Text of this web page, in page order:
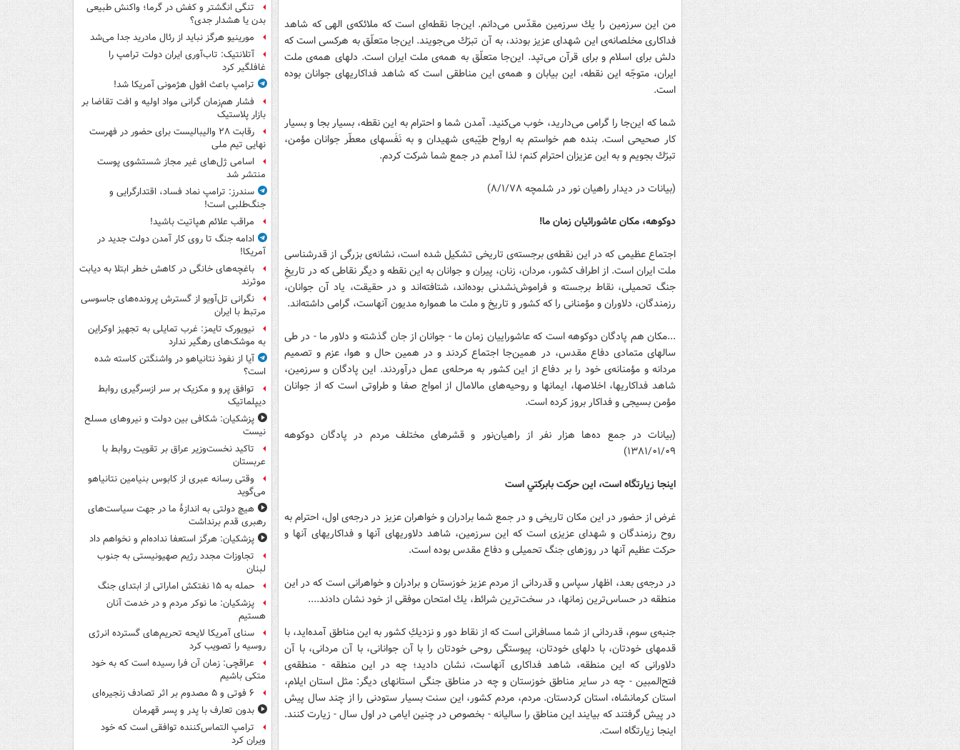
من اين سرزمين را يك سرزمين مقدّس مى‌دانم. اين‌جا نقطه‌اى است كه ملائكه‌ى الهى كه شاهد
فداكارى مخلصانه‌ى اين شهداى عزيز بودند، به آن تبرّك مى‌جويند. اين‌جا متعلّق به هركسى است كه
دلش براى اسلام و براى قرآن مى‌تپد. اين‌جا متعلّق به همه‌ى ملت ايران است. دلهاى همه‌ى ملت
ايران، متوجّه اين نقطه، اين بيابان و همه‌ى اين مناطقى است كه شاهد فداكاريهاى جوانان بوده
است.
شما كه اين‌جا را گرامى مى‌داريد، خوب مى‌كنيد. آمدن شما و احترام به اين نقطه، بسيار بجا و بسيار
كار صحيحى است. بنده هم خواستم به ارواح طيّبه‌ى شهيدان و به نَفَسهاى معطّر جوانان مؤمن،
تبرّك بجويم و به اين عزيزان احترام كنم؛ لذا آمدم در جمع شما شركت كردم.
(بیانات در دیدار راهیان نور در شلمچه ۸/۱/۷۸)
دوكوهه، مكان عاشورائيان زمان ما!
اجتماع عظيمى كه در اين نقطه‌ى برجسته‌ى تاريخى تشكيل شده است، نشانه‌ى بزرگى از قدرشناسى
ملت ايران است. از اطراف كشور، مردان، زنان، پيران و جوانان به اين نقطه و ديگر نقاطى كه در تاريخِ
جنگ تحميلى، نقاط برجسته و فراموش‌نشدنى بوده‌اند، شتافته‌اند و در حقيقت، ياد آن جوانان،
رزمندگان، دلاوران و مؤمنانى را كه كشور و تاريخ و ملت ما همواره مديون آنهاست، گرامى داشته‌اند.
...مكان هم پادگان دوكوهه است كه عاشوراييان زمان ما - جوانان از جان گذشته و دلاور ما - در طى
سالهاى متمادى دفاع مقدس، در همين‌جا اجتماع كردند و در همين حال و هوا، عزم و تصميم
مردانه و مؤمنانه‌ى خود را بر دفاع از اين كشور به مرحله‌ى عمل درآوردند. اين پادگان و سرزمين،
شاهد فداكاريها، اخلاصها، ايمانها و روحيه‌هاى مالامال از امواج صفا و طراوتى است كه از جوانان
مؤمن بسيجى و فداكار بروز كرده است.
(بيانات در جمع ده‌ها هزار نفر از راهيان‌نور و قشرهاى مختلف مردم در پادگان دوكوهه
۱۳۸۱/۰۱/۰۹)
اينجا زيارتگاه است، اين حركت بابركتي است
غرض از حضور در اين مكان تاريخى و در جمع شما برادران و خواهران عزيز در درجه‌ى اول، احترام به
روح رزمندگان و شهداى عزيزى است كه اين سرزمين، شاهد دلاوريهاى آنها و فداكاريهاى آنها و
حركت عظيم آنها در روزهاى جنگ تحميلى و دفاع مقدس بوده است.
در درجه‌ى بعد، اظهار سپاس و قدردانى از مردم عزيز خوزستان و برادران و خواهرانى است كه در اين
منطقه در حساس‌ترين زمانها، در سخت‌ترين شرائط، يك امتحان موفقى از خود نشان دادند....
جنبه‌ى سوم، قدردانى از شما مسافرانى است كه از نقاط دور و نزديكِ كشور به اين مناطق آمده‌ايد، با
قدمهاى خودتان، با دلهاى خودتان، پيوستگى روحى خودتان را با آن جوانانى، با آن مردانى، با آن
دلاورانى كه اين منطقه، شاهد فداكارى آنهاست، نشان داديد؛ چه در اين منطقه - منطقه‌ى
فتح‌المبين - چه در ساير مناطق خوزستان و چه در مناطق جنگى استانهاى ديگر: مثل استان ايلام،
استان كرمانشاه، استان كردستان. مردم، مردم كشور، اين سنت بسيار ستودنى را از چند سال پيش
در پيش گرفتند كه بيايند اين مناطق را ساليانه - بخصوص در چنين ايامى در اول سال - زيارت كنند.
اينجا زيارتگاه است.
تنگی انگشتر و کفش در گرما؛ واکنش طبیعی
بدن یا هشدار جدی؟
مورینیو هرگز نباید از رئال مادرید جدا می‌شد
آتلانتیک: تاب‌آوری ایران دولت ترامپ را
غافلگیر کرد
ترامپ باعث افول هژمونی آمریکا شد!
فشار هم‌زمان گرانی مواد اولیه و افت تقاضا بر
بازار پلاستیک
رقابت ۲۸ والیبالیست برای حضور در فهرست
نهایی تیم ملی
اسامی ژل‌های غیر مجاز شستشوی پوست
منتشر شد
سندرز: ترامپ نماد فساد، اقتدارگرایی و
جنگ‌طلبی است!
مراقب علائم هپاتیت باشید!
ادامه جنگ تا روی کار آمدن دولت جدید در
آمریکا!
باغچه‌های خانگی در کاهش خطر ابتلا به دیابت
موثرند
نگرانی تل‌آویو از گسترش پرونده‌های جاسوسی
مرتبط با ایران
نیویورک تایمز: غرب تمایلی به تجهیز اوکراین
به موشک‌های رهگیر ندارد
آیا از نفوذ نتانیاهو در واشنگتن کاسته شده
است؟
توافق پرو و مکزیک بر سر ازسرگیری روابط
دیپلماتیک
پزشکیان: شکافی بین دولت و نیروهای مسلح
نیست
تاکید نخست‌وزیر عراق بر تقویت روابط با
عربستان
وقتی رسانه عبری از کابوس بنیامین نتانیاهو
می‌گوید
هیچ دولتی به اندازۀ ما در جهت سیاست‌های
رهبری قدم برنداشت
پزشکیان: هرگز استعفا نداده‌ام و نخواهم داد
تجاوزات مجدد رژیم صهیونیستی به جنوب
لبنان
حمله به ۱۵ نفتکش‌ اماراتی از ابتدای جنگ
پزشکیان: ما نوکر مردم و در خدمت آنان
هستیم
سنای آمریکا لایحه تحریم‌های گسترده انرژی
روسیه را تصویب کرد
عراقچی: زمان آن فرا رسیده است که به خود
متکی باشیم
۶ فوتی و ۵ مصدوم بر اثر تصادف زنجیره‌ای
بدون تعارف با پدر و پسر قهرمان
ترامپ التماس‌کننده توافقی است که خود
ویران کرد